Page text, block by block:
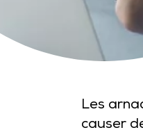
Les
causer